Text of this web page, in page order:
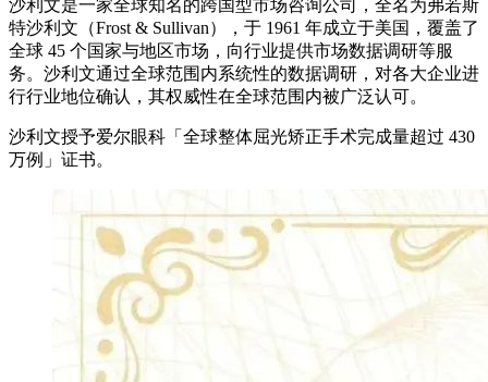
沙利文是一家全球知名的跨国型市场咨询公司，全名为弗若斯
特沙利文（Frost & Sullivan），于 1961 年成立于美国，覆盖了
全球 45 个国家与地区市场，向行业提供市场数据调研等服
务。沙利文通过全球范围内系统性的数据调研，对各大企业进
行行业地位确认，其权威性在全球范围内被广泛认可。
沙利文授予爱尔眼科「全球整体屈光矫正手术完成量超过 430
万例」证书。